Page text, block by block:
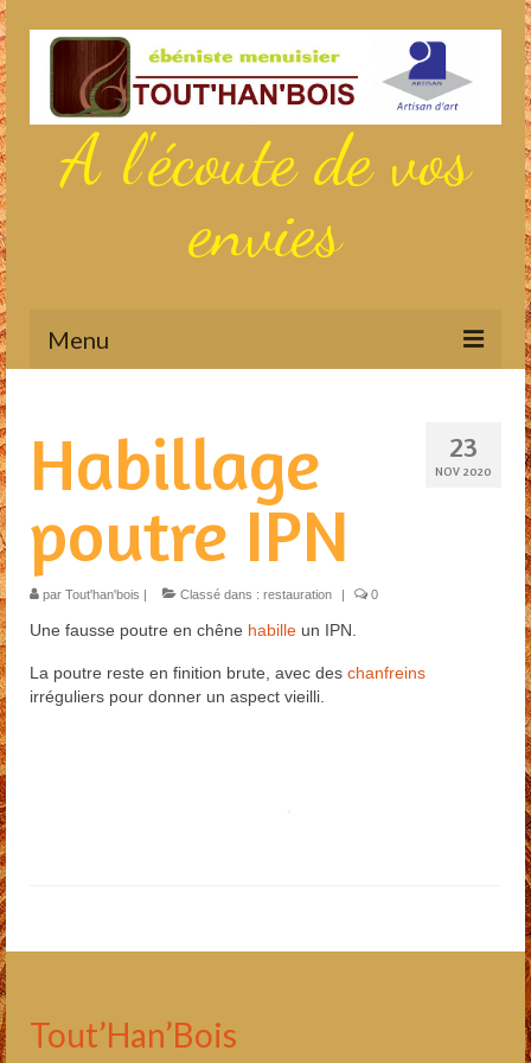
A l'écoute de vos
envies
Menu
Aménagements sur mesure
Restauration
Habillage escalier
Contact
23
NOV 2020
Habillage
poutre IPN
par Tout'han'bois Classé dans : restauration 0
Une fausse poutre en chêne habille un IPN.
La poutre reste en finition brute, avec des chanfreins
irréguliers pour donner un aspect vieilli.
Tout’Han’Bois